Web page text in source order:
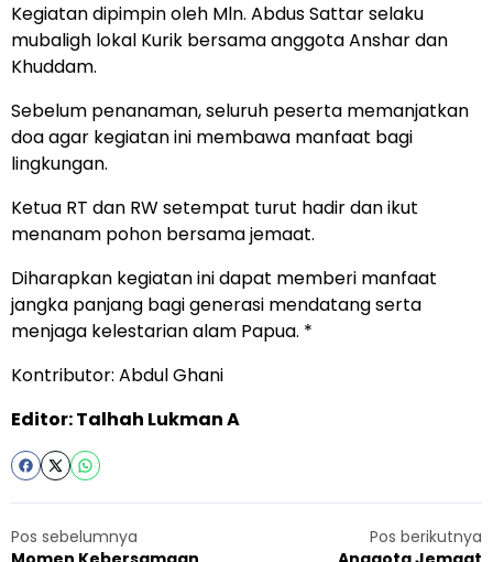
Kegiatan dipimpin oleh Mln. Abdus Sattar selaku
mubaligh lokal Kurik bersama anggota Anshar dan
Khuddam.
Sebelum penanaman, seluruh peserta memanjatkan
doa agar kegiatan ini membawa manfaat bagi
lingkungan.
Ketua RT dan RW setempat turut hadir dan ikut
menanam pohon bersama jemaat.
Diharapkan kegiatan ini dapat memberi manfaat
jangka panjang bagi generasi mendatang serta
menjaga kelestarian alam Papua. *
Kontributor: Abdul Ghani
Editor: Talhah Lukman A
Pos sebelumnya
Pos berikutnya